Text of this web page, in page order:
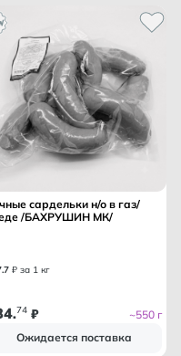
сардельки н/о в газ/
/БАХРУШИН МК/
.7 ₽ за 1 кг
.74 ₽
~550 г
Ожидается поставка